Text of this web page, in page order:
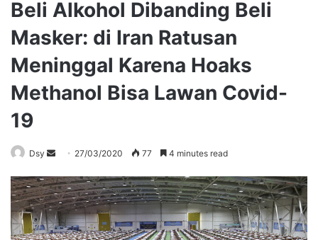
Beli Alkohol Dibanding Beli
Masker: di Iran Ratusan
Meninggal Karena Hoaks
Methanol Bisa Lawan Covid-
19
Dsy
Send
email
27/03/2020 77 4 minutes read